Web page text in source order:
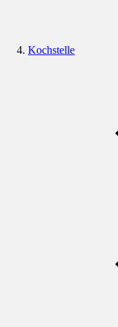
Kochstelle